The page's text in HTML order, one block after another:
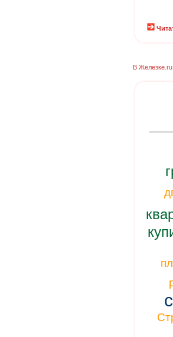
В Железке.ru